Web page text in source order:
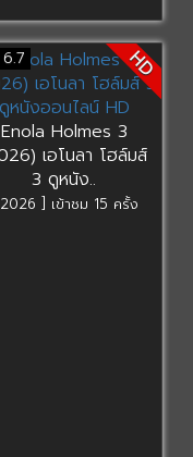
HD
Enola Holmes 3
เอโนลา โฮล์มส์
3 ดูหนัง..
] เข้าชม 15 ครั้ง